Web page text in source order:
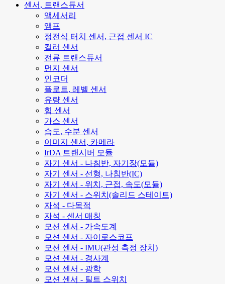
센서, 트랜스듀서
액세서리
앰프
정전식 터치 센서, 근접 센서 IC
컬러 센서
전류 트랜스듀서
먼지 센서
인코더
플로트, 레벨 센서
유량 센서
힘 센서
가스 센서
습도, 수분 센서
이미지 센서, 카메라
IrDA 트랜시버 모듈
자기 센서 - 나침반, 자기장(모듈)
자기 센서 - 선형, 나침반(IC)
자기 센서 - 위치, 근접, 속도(모듈)
자기 센서 - 스위치(솔리드 스테이트)
자석 - 다목적
자석 - 센서 매칭
모션 센서 - 가속도계
모션 센서 - 자이로스코프
모션 센서 - IMU(관성 측정 장치)
모션 센서 - 경사계
모션 센서 - 광학
모션 센서 - 틸트 스위치